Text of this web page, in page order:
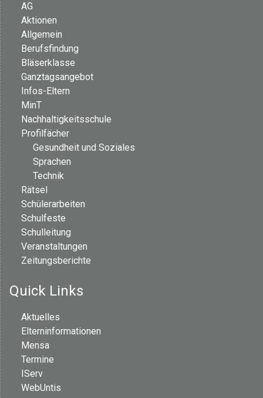
AG
Aktionen
Allgemein
Berufsfindung
Bläserklasse
Ganztagsangebot
Infos-Eltern
MinT
Nachhaltigkeitsschule
Profilfächer
Gesundheit und Soziales
Sprachen
Technik
Rätsel
Schülerarbeiten
Schulfeste
Schulleitung
Veranstaltungen
Zeitungsberichte
Quick Links
Aktuelles
Elterninformationen
Mensa
Termine
IServ
WebUntis